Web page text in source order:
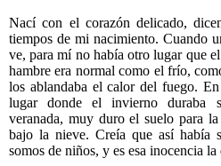
Nací con el corazón delicado,
tiempos de mi nacimiento. Cuando
ve, para mí no había otro lugar que
hambre era normal como el frío,
los ablandaba el calor del fuego.
lugar donde el invierno duraba
veranada, muy duro el suelo para
bajo la nieve. Creía que así había
somos de niños, y es esa inocencia la